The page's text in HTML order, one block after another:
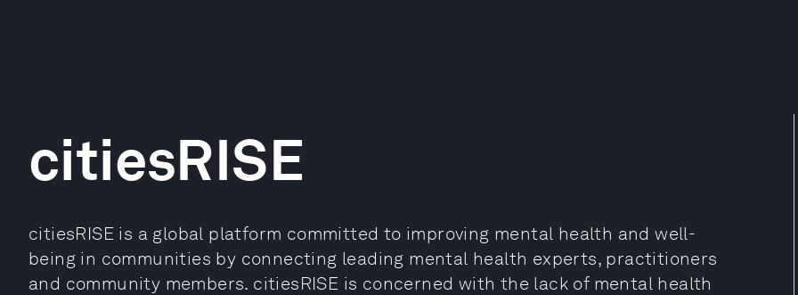
citiesRISE
citiesRISE is a global platform committed to improving mental health and well-
being in communities by connecting leading mental health experts, practitioners
and community members. citiesRISE is concerned with the lack of mental health